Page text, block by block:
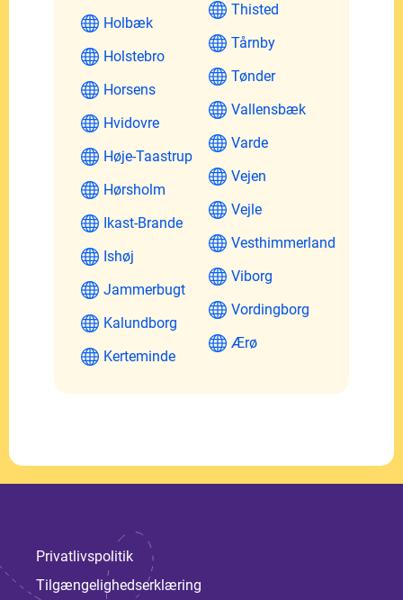
Holbæk
Holstebro
Horsens
Hvidovre
Høje-Taastrup
Hørsholm
Ikast-Brande
Ishøj
Jammerbugt
Kalundborg
Kerteminde
Thisted
Tårnby
Tønder
Vallensbæk
Varde
Vejen
Vejle
Vesthimmerland
Viborg
Vordingborg
Ærø
Privatlivspolitik
Tilgængelighedserklæring